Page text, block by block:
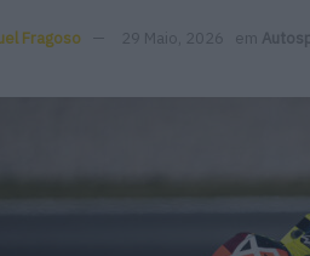
Fragoso 29 Maio, 2026 em